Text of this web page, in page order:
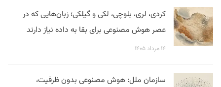
کردی، لری، بلوچی، لکی و گیلکی؛ زبان‌هایی که در
عصر هوش مصنوعی برای بقا به داده نیاز دارند
۱۴ مرداد ۱۴۰۵
سازمان ملل: هوش مصنوعی بدون ظرفیت،